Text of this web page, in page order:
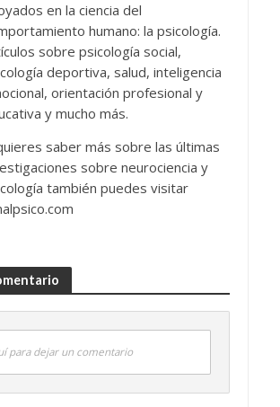
en la ciencia del
humano: la psicología.
sobre psicología social,
deportiva, salud, inteligencia
orientación profesional y
y mucho más.
saber más sobre las últimas
sobre neurociencia y
también puedes visitar
para dejar un comentario